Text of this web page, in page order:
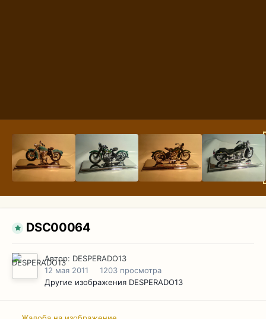
DSC00064
Автор: DESPERADO13
12 мая 2011
1203 просмотра
Другие изображения DESPERADO13